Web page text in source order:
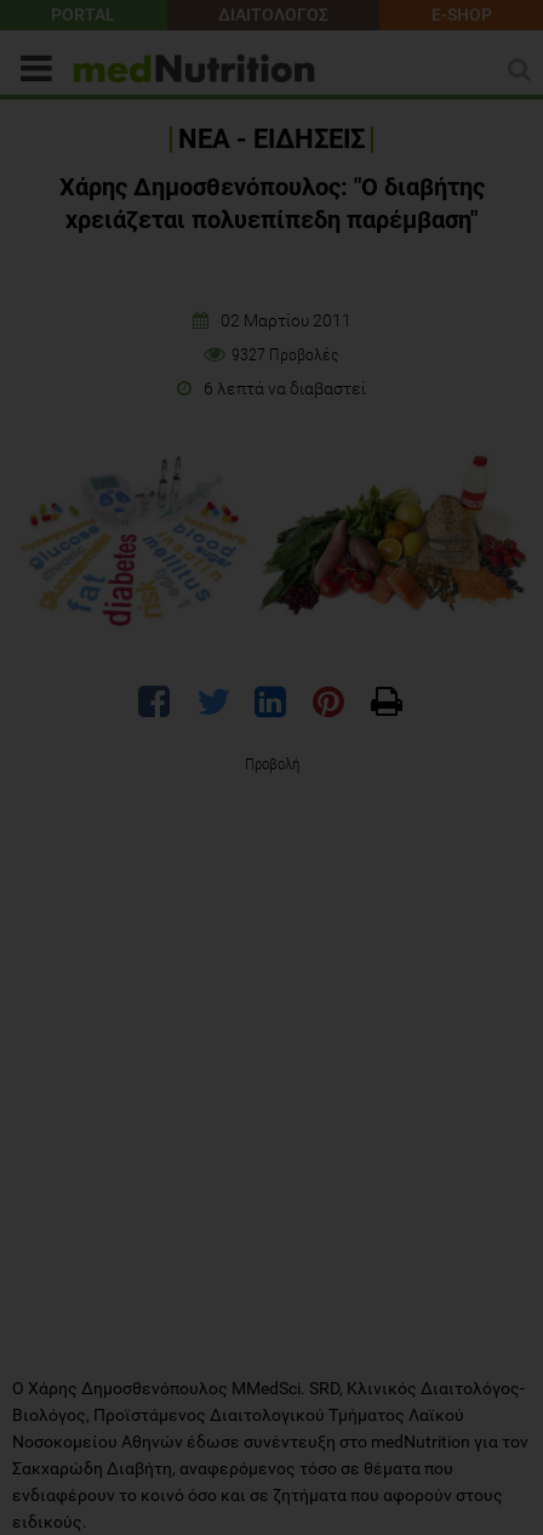
PORTAL ΔΙΑΙΤΟΛΟΓΟΣ E-SHOP
ΝΕΑ - ΕΙΔΗΣΕΙΣ
Χάρης Δημοσθενόπουλος: "Ο διαβήτης
χρειάζεται πολυεπίπεδη παρέμβαση"
02 Μαρτίου 2011
9327 Προβολές
6 λεπτά να διαβαστεί
Προβολή
Ο Χάρης Δημοσθενόπουλος MMedSci. SRD, Κλινικός Διαιτολόγος-
Βιολόγος, Προϊστάμενος Διαιτολογικού Τμήματος Λαϊκού
Νοσοκομείου Αθηνών έδωσε συνέντευξη στο medNutrition για τον
Σακχαρώδη Διαβήτη, αναφερόμενος τόσο σε θέματα που
ενδιαφέρουν το κοινό όσο και σε ζητήματα που αφορούν στους
ειδικούς.